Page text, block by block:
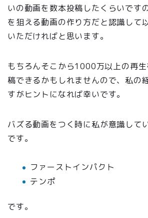
いの動画を数本投稿したくらいです
を狙える動画の作り方だと認識して
いただければと思います。
もちろんそこから1000万以上の再
稿できるかもしれませんので、私の
すがヒントになれば幸いです。
バズる動画をつく時に私が意識して
です。
ファーストインパクト
テンポ
です。